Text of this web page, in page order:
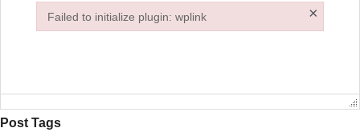
Post Tags
Failed to initialize plugin: wplink ×
Failed to initialize plugin: wplink